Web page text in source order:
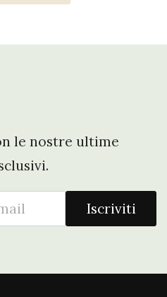
le nostre ultime
Iscriviti